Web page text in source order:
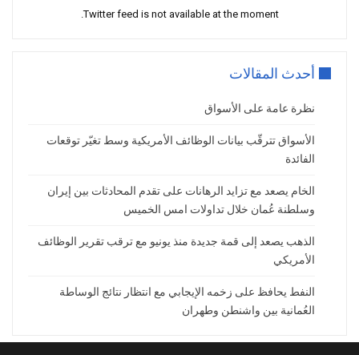
تشددًا من توقعات الأسواق.
الذي لا يحقق عائدًا، عادةً ما يستفيد من بيئة
أسعار الفائدة المنخفضة
وتترقب الأسواق خلال الفترة المقبلة صدور
بيانات مؤشر أسعار المستهلكين لشهر نوفمبر
يوم الخميس، يليها مؤشر نفقات الاستهلاك
الشخصي يوم الجمعة، بحثًا عن مؤشرات
إغلاق الذهب عام 2025 فوق مستوى 4,400
دولار قد يفتح المجال أمام تحركات صعودية
تتراوح بين 4,859 و5,590 دولارًا خلال عام
Twitter feed is not available at the moment.
أحدث المقالات
نظرة عامة على الأسواق
الأسواق تترقّب بيانات الوظائف الأمريكية وسط تغيّر توقعات
الفائدة
الخام يصعد مع تزايد الرهانات على تقدم المحادثات بين إيران
وسلطنة عُمان خلال تداولات امس الخميس
الذهب يصعد إلى قمة جديدة منذ يونيو مع ترقب تقرير الوظائف
الأمريكي
النفط يحافظ على زخمه الإيجابي مع انتظار نتائج الوساطة
العُمانية بين واشنطن وطهران